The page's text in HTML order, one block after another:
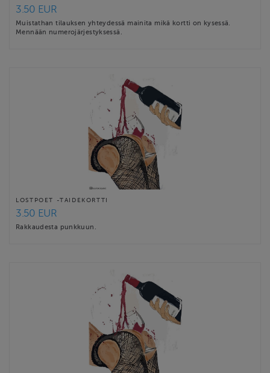
3.50 EUR
Muistathan tilauksen yhteydessä mainita mikä kortti on kysessä.
Mennään numerojärjestyksessä.
LOSTPOET -TAIDEKORTTI
3.50 EUR
Rakkaudesta punkkuun.